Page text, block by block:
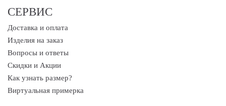
СЕРВИС
Доставка и оплата
Изделия на заказ
Вопросы и ответы
Скидки и Акции
Как узнать размер?
Виртуальная примерка